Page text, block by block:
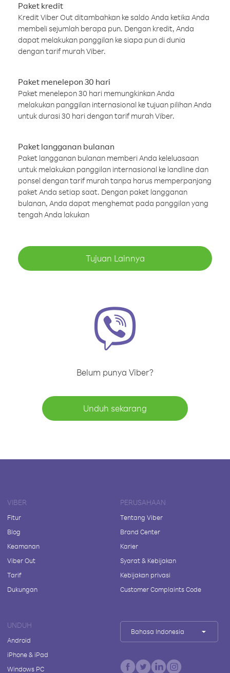
Paket kredit
Kredit Viber Out ditambahkan ke saldo Anda ketika Anda
membeli sejumlah berapa pun. Dengan kredit, Anda
dapat melakukan panggilan ke siapa pun di dunia
dengan tarif murah Viber.
Paket menelepon 30 hari
Paket menelepon 30 hari memungkinkan Anda
melakukan panggilan internasional ke tujuan pilihan Anda
untuk durasi 30 hari dengan tarif murah Viber.
Paket langganan bulanan
Paket langganan bulanan memberi Anda keleluasaan
untuk melakukan panggilan internasional ke landline dan
ponsel dengan tarif murah tanpa harus memperpanjang
paket Anda setiap saat. Dengan paket langganan
bulanan, Anda dapat menghemat pada panggilan yang
tengah Anda lakukan
Tujuan Lainnya
Belum punya Viber?
Unduh sekarang
VIBER
Fitur
Blog
Keamanan
Viber Out
Tarif
Dukungan
PERUSAHAAN
Tentang Viber
Brand Center
Karier
Syarat & Kebijakan
Kebijakan privasi
Customer Complaints Code
UNDUH
Android
iPhone & iPad
Windows PC
Bahasa Indonesia